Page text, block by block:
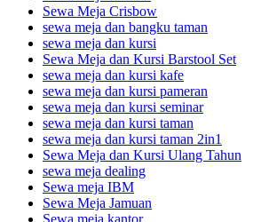
Sewa Meja Crisbow
sewa meja dan bangku taman
sewa meja dan kursi
Sewa Meja dan Kursi Barstool Set
sewa meja dan kursi kafe
sewa meja dan kursi pameran
sewa meja dan kursi seminar
sewa meja dan kursi taman
sewa meja dan kursi taman 2in1
Sewa Meja dan Kursi Ulang Tahun
sewa meja dealing
Sewa meja IBM
Sewa Meja Jamuan
Sewa meja kantor